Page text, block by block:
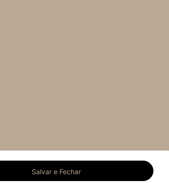
Salvar e Fechar